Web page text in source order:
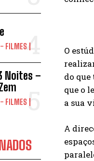
- FILMES
Noites –
- FILMES
O
do
que o
a sua
A